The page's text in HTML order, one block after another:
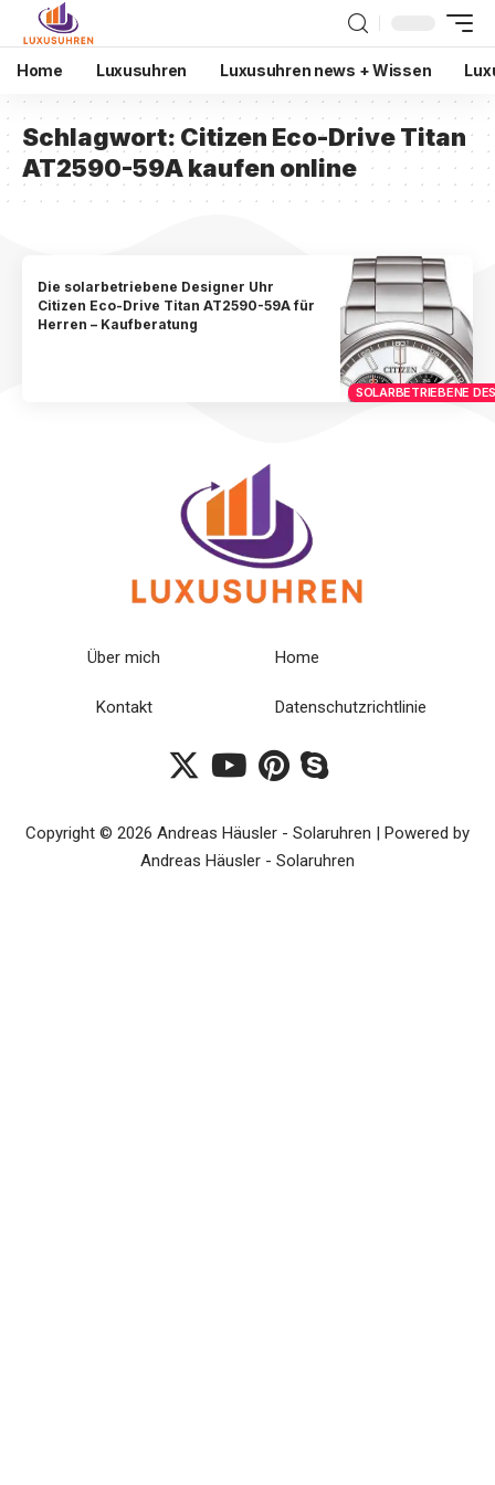
Home Luxusuhren Luxusuhren news + Wissen
Schlagwort: Citizen Eco-Drive Titan
AT2590-59A kaufen online
SOLARBETRIEBENE
Die solarbetriebene Designer Uhr
Citizen Eco-Drive Titan AT2590-59A für
Herren – Kaufberatung
Über mich
Kontakt
Home
Datenschutzrichtlinie
Copyright © 2026 Andreas Häusler - Solaruhren | Powered by
Andreas Häusler - Solaruhren